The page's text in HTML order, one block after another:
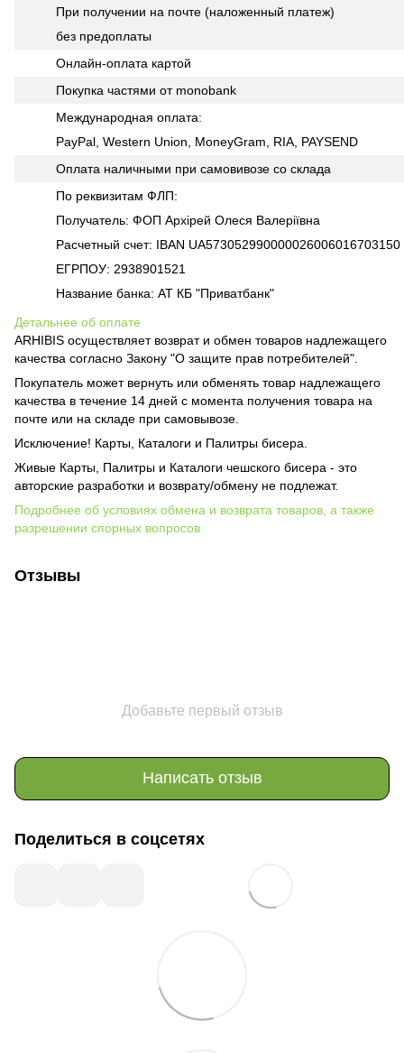
При получении на почте (наложенный платеж)
без предоплаты
Онлайн-оплата картой
Покупка частями от monobank
Международная оплата:
PayPal, Western Union, MoneyGram, RIA, PAYSEND
Оплата наличными при самовивозе со склада
По реквизитам ФЛП:
Получатель: ФОП Архірей Олеся Валеріївна
Расчетный счет: IBAN UA573052990000026006016703150
ЕГРПОУ: 2938901521
Название банка: АТ КБ "Приватбанк"
Детальнее об оплате
ARHIBIS осуществляет возврат и обмен товаров надлежащего
качества согласно Закону "О защите прав потребителей".
Покупатель может вернуть или обменять товар надлежащего
качества в течение 14 дней с момента получения товара на
почте или на складе при самовывозе.
Исключение! Карты, Каталоги и Палитры бисера.
Живые Карты, Палитры и Каталоги чешского бисера - это
авторские разработки и возврату/обмену не подлежат.
Подробнее об условиях обмена и возврата товаров, а также
разрешении спорных вопросов
Отзывы
Добавьте первый отзыв
Написать отзыв
Поделиться в соцсетях